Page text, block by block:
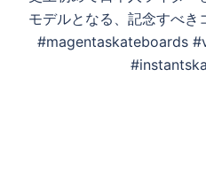
モデルとなる、記念すべき
#magentaskateboards